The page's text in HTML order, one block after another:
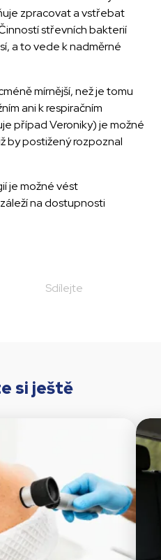
zpracovat a vstřebat
střevních bakterií
a to vede k nadměrné
mírnější, než je tomu
ani k respiračním
případ Veroniky) je možné
by postižený rozpoznal
je možné vést
na dostupnosti
Sdílejte
si ještě